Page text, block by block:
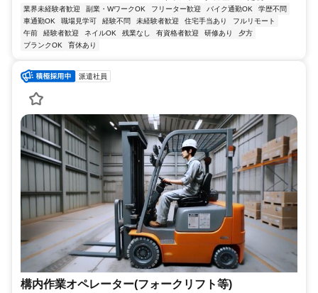
業界未経験者歓迎 副業・WワークOK フリーター歓迎 バイク通勤OK
学歴不問
車通勤OK
職場見学可 経験不問 未経験者歓迎 住宅手当あり
フルリモート
午前
経験者歓迎 ネイルOK 残業なし 有資格者歓迎 研修あり
夕方
ブランクOK
育休あり
派遣社員
構内作業オペレーター(フォークリフト等)